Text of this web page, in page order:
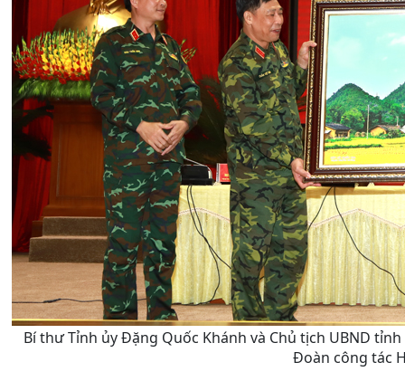
Bí thư Tỉnh ủy Đặng Quốc Khánh và Chủ tịch UBND
Đoàn công tác